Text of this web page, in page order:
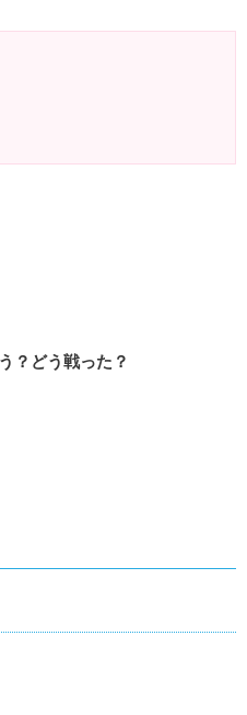
？どう戦った？